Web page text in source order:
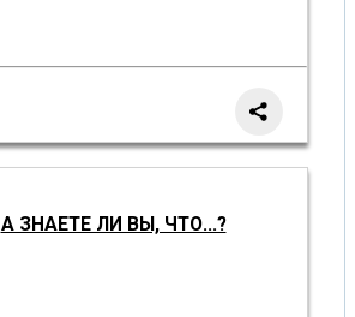
А ЗНАЕТЕ ЛИ ВЫ, ЧТО...?